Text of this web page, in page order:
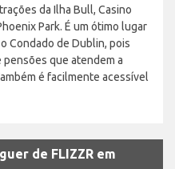
da Ilha Bull, Casino
Park. É um ótimo lugar
Condado de Dublin, pois
que atendem a
é facilmente acessível
de FLIZZR em